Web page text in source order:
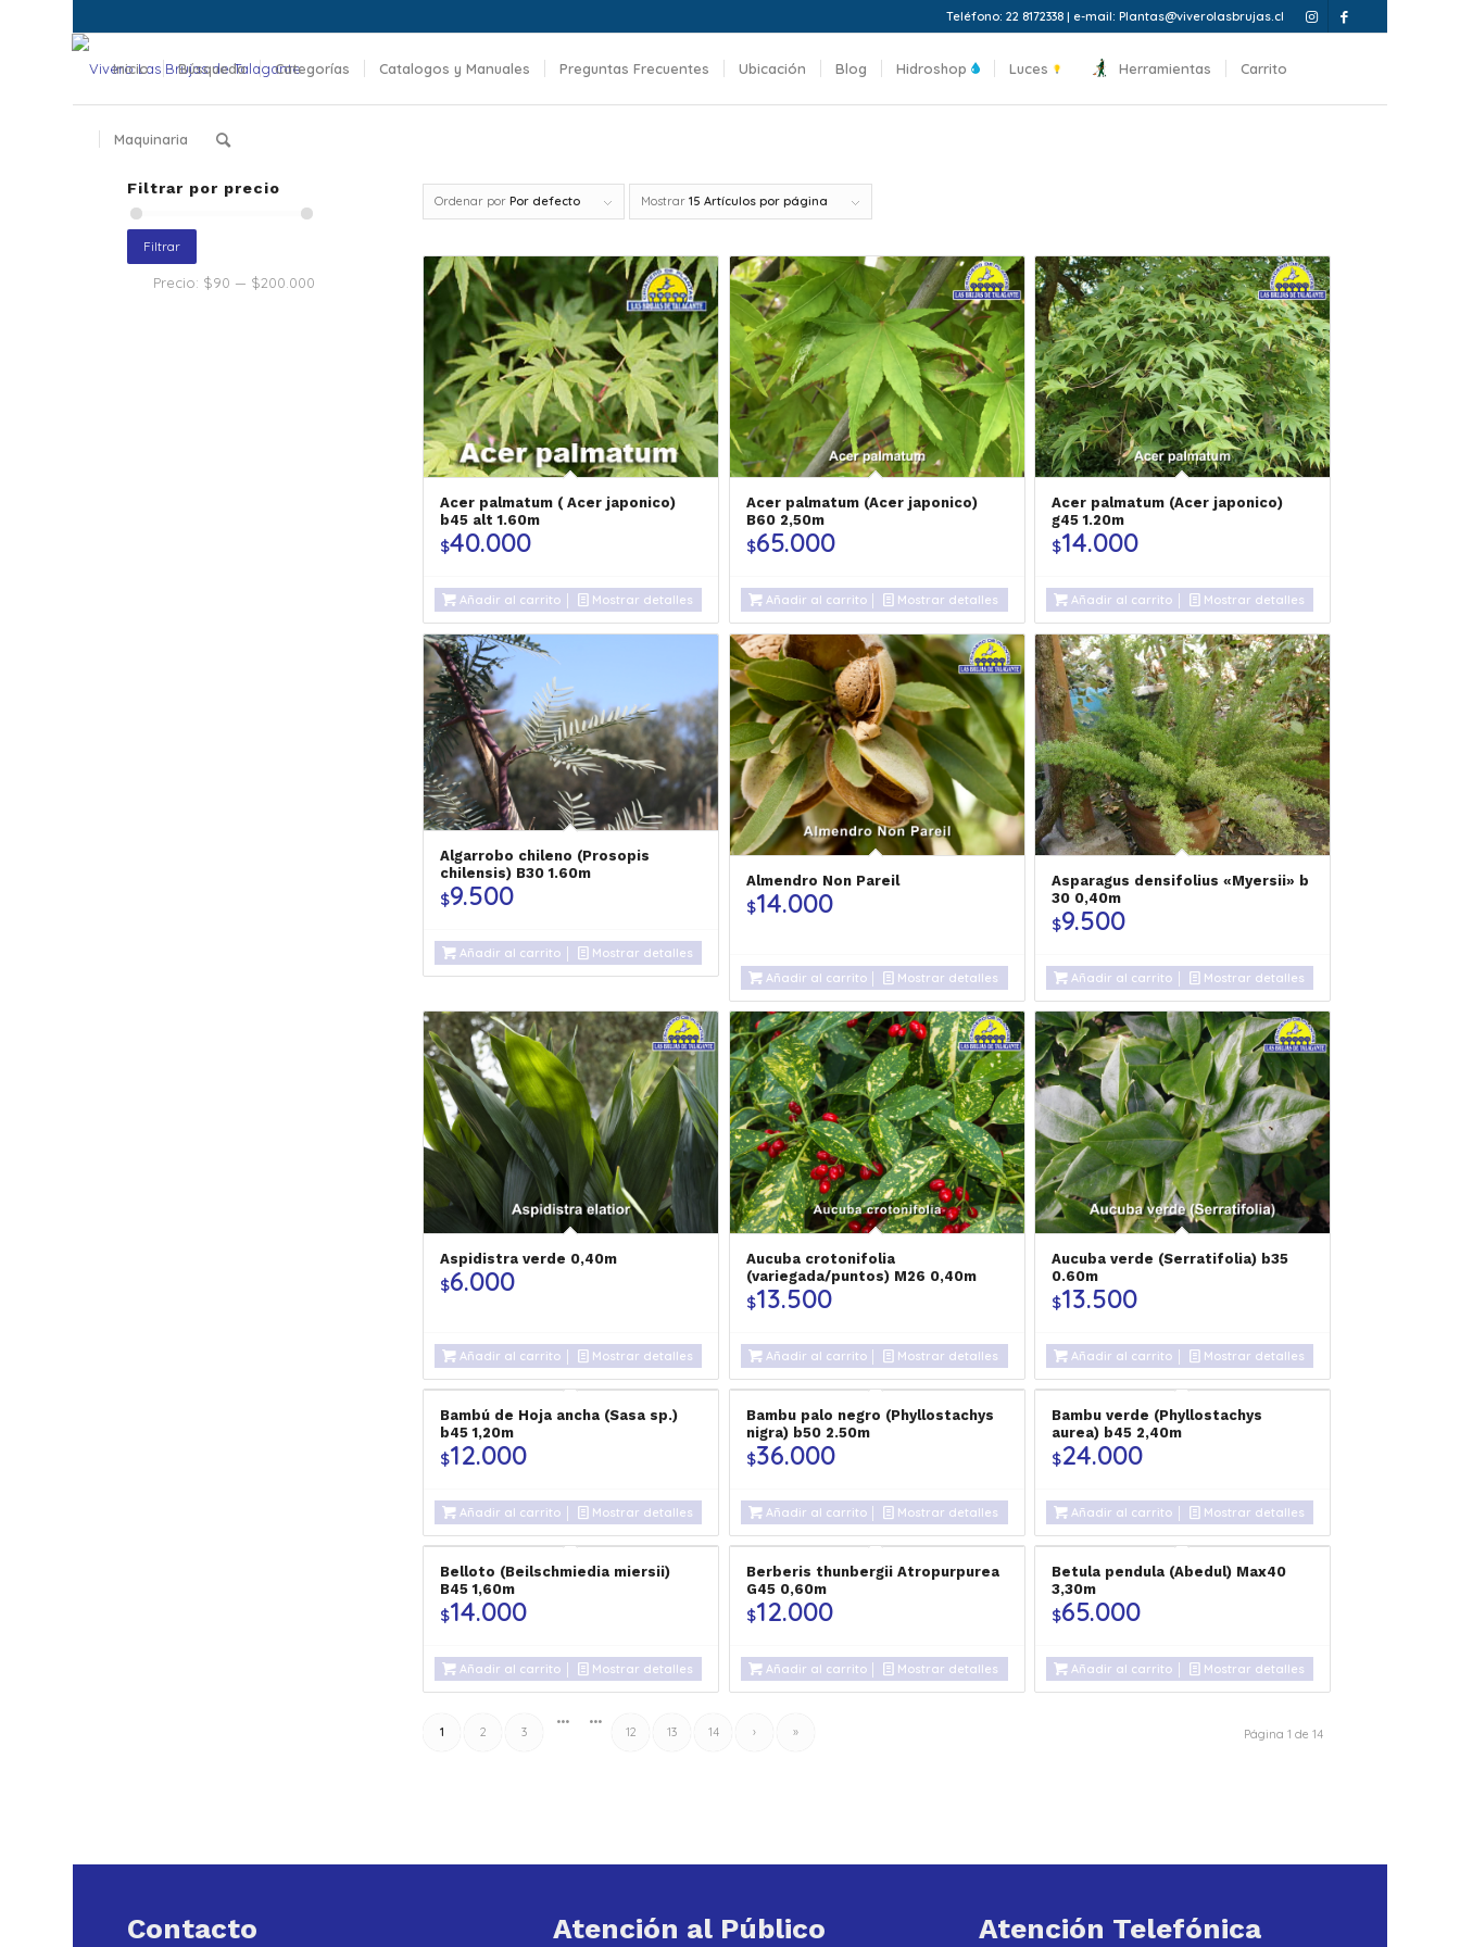
Teléfono: 22 8172338 | e-mail: Plantas@viverolasbrujas.cl
Inicio Búsqueda Categorías Catalogos y Manuales Preguntas Frecuentes Ubicación Blog Hidroshop Luces Herramientas Carrito
Maquinaria
Ordenar porPor defecto Mostrar15 Artículos por página
Acer palmatum ( Acer japonico)
b45 alt 1.60m
$40.000
Añadir al carrito Mostrar detalles
Acer palmatum (Acer japonico)
B60 2,50m
$65.000
Añadir al carrito Mostrar detalles
Acer palmatum (Acer japonico)
g45 1.20m
$14.000
Añadir al carrito Mostrar detalles
Algarrobo chileno (Prosopis
chilensis) B30 1.60m
$9.500
Añadir al carrito Mostrar detalles
Almendro Non Pareil
$14.000
Añadir al carrito Mostrar detalles
Asparagus densifolius «Myersii» b
30 0,40m
$9.500
Añadir al carrito Mostrar detalles
Aspidistra verde 0,40m
$6.000
Añadir al carrito Mostrar detalles
Aucuba crotonifolia
(variegada/puntos) M26 0,40m
$13.500
Añadir al carrito Mostrar detalles
Aucuba verde (Serratifolia) b35
0.60m
$13.500
Añadir al carrito Mostrar detalles
Bambú de Hoja ancha (Sasa sp.)
b45 1,20m
$12.000
Añadir al carrito Mostrar detalles
Bambu palo negro (Phyllostachys
nigra) b50 2.50m
$36.000
Añadir al carrito Mostrar detalles
Bambu verde (Phyllostachys
aurea) b45 2,40m
$24.000
Añadir al carrito Mostrar detalles
Belloto (Beilschmiedia miersii)
B45 1,60m
$14.000
Añadir al carrito Mostrar detalles
Berberis thunbergii Atropurpurea
G45 0,60m
$12.000
Añadir al carrito Mostrar detalles
Betula pendula (Abedul) Max40
3,30m
$65.000
Añadir al carrito Mostrar detalles
Página 1 de 14
1 2 3
••• •••
12 13 14 › »
Filtrar por precio
Filtrar
Precio: $90 — $200.000
Contacto Atención al Público Atención Telefónica